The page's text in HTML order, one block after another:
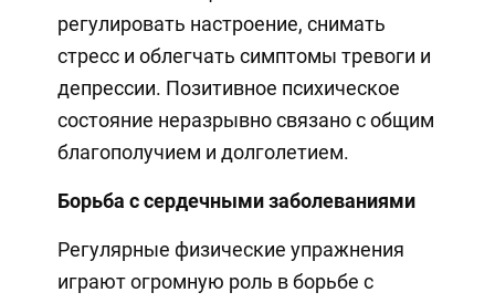
регулировать настроение, снимать
стресс и облегчать симптомы тревоги и
депрессии. Позитивное психическое
состояние неразрывно связано с общим
благополучием и долголетием.
Борьба с сердечными заболеваниями
Регулярные физические упражнения
играют огромную роль в борьбе с